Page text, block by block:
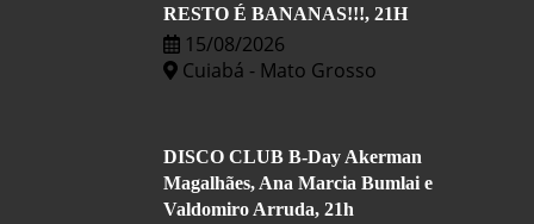
RESTO É BANANAS!!!, 21H
15/08/2026
Cuiabá - Mato Grosso
DISCO CLUB B-Day Akerman
Magalhães, Ana Marcia Bumlai e
Valdomiro Arruda, 21h